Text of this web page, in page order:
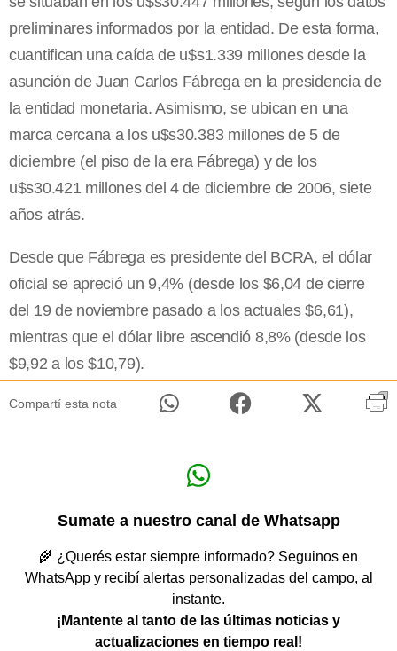
preliminares informados por la entidad. De esta forma,
cuantifican una caída de u$s1.339 millones desde la
asunción de Juan Carlos Fábrega en la presidencia de
la entidad monetaria. Asimismo, se ubican en una
marca cercana a los u$s30.383 millones de 5 de
diciembre (el piso de la era Fábrega) y de los
u$s30.421 millones del 4 de diciembre de 2006, siete
años atrás.
Desde que Fábrega es presidente del BCRA, el dólar
oficial se apreció un 9,4% (desde los $6,04 de cierre
del 19 de noviembre pasado a los actuales $6,61),
mientras que el dólar libre ascendió 8,8% (desde los
$9,92 a los $10,79).
Compartí esta nota
Sumate a nuestro canal de Whatsapp
🌾 ¿Querés estar siempre informado? Seguinos en
WhatsApp y recibí alertas personalizadas del campo, al
instante.
¡Mantente al tanto de las últimas noticias y
actualizaciones en tiempo real!